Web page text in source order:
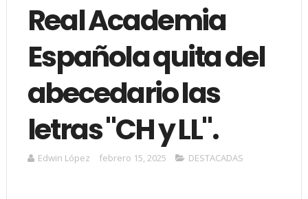
Real Academia
Española quita del
abecedario las
letras "CH y LL".
Edwin López febrero 15, 2025 DESTACADAS